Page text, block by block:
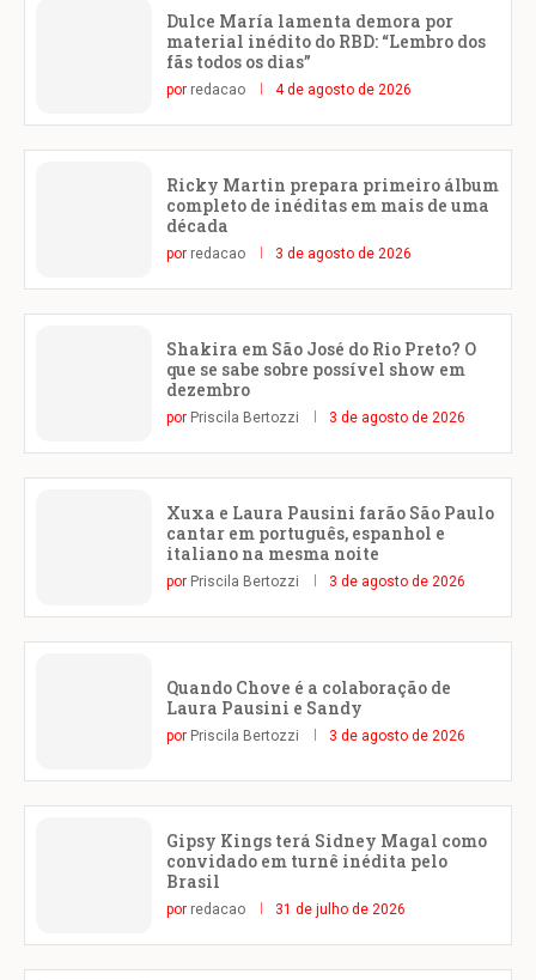
Dulce María lamenta demora por
material inédito do RBD: “Lembro dos
fãs todos os dias”
por redacao 4 de agosto de 2026
Ricky Martin prepara primeiro álbum
completo de inéditas em mais de uma
década
por redacao 3 de agosto de 2026
Shakira em São José do Rio Preto? O
que se sabe sobre possível show em
dezembro
por Priscila Bertozzi 3 de agosto de 2026
Xuxa e Laura Pausini farão São Paulo
cantar em português, espanhol e
italiano na mesma noite
por Priscila Bertozzi 3 de agosto de 2026
Quando Chove é a colaboração de
Laura Pausini e Sandy
por Priscila Bertozzi 3 de agosto de 2026
Gipsy Kings terá Sidney Magal como
convidado em turnê inédita pelo
Brasil
por redacao 31 de julho de 2026